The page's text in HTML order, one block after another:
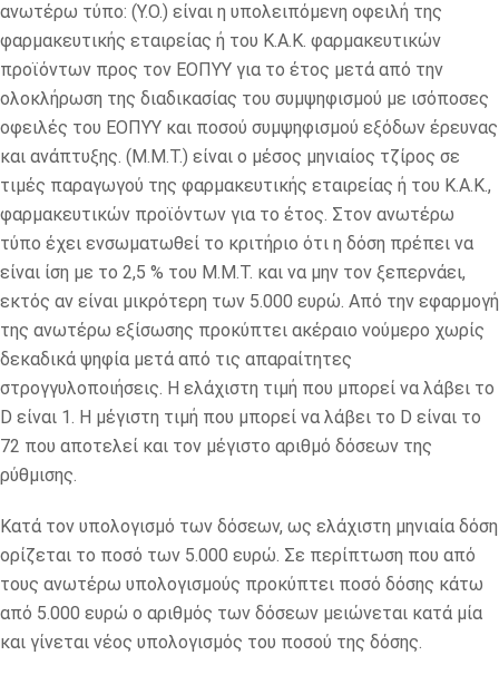
ανωτέρω τύπο: (Y.O.) είναι η υπολειπόμενη οφειλή της
φαρμακευτικής εταιρείας ή του Κ.Α.Κ. φαρμακευτικών
προϊόντων προς τον ΕΟΠΥΥ για το έτος μετά από την
ολοκλήρωση της διαδικασίας του συμψηφισμού με ισόποσες
οφειλές του ΕΟΠΥΥ και ποσού συμψηφισμού εξόδων έρευνας
και ανάπτυξης. (Μ.Μ.Τ.) είναι ο μέσος μηνιαίος τζίρος σε
τιμές παραγωγού της φαρμακευτικής εταιρείας ή του Κ.Α.Κ.,
φαρμακευτικών προϊόντων για το έτος. Στον ανωτέρω
τύπο έχει ενσωματωθεί το κριτήριο ότι η δόση πρέπει να
είναι ίση με το 2,5 % του Μ.Μ.Τ. και να μην τον ξεπερνάει,
εκτός αν είναι μικρότερη των 5.000 ευρώ. Από την εφαρμογή
της ανωτέρω εξίσωσης προκύπτει ακέραιο νούμερο χωρίς
δεκαδικά ψηφία μετά από τις απαραίτητες
στρογγυλοποιήσεις. Η ελάχιστη τιμή που μπορεί να λάβει το
D είναι 1. Η μέγιστη τιμή που μπορεί να λάβει το D είναι το
72 που αποτελεί και τον μέγιστο αριθμό δόσεων της
ρύθμισης.
Κατά τον υπολογισμό των δόσεων, ως ελάχιστη μηνιαία δόση
ορίζεται το ποσό των 5.000 ευρώ. Σε περίπτωση που από
τους ανωτέρω υπολογισμούς προκύπτει ποσό δόσης κάτω
από 5.000 ευρώ ο αριθμός των δόσεων μειώνεται κατά μία
και γίνεται νέος υπολογισμός του ποσού της δόσης.